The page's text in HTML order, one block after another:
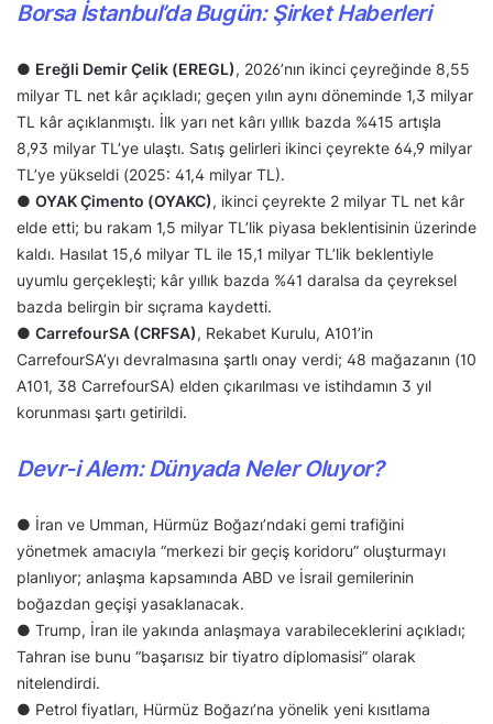
Borsa İstanbul’da Bugün: Şirket Haberleri
● Ereğli Demir Çelik (EREGL), 2026’nın ikinci çeyreğinde 8,55
milyar TL net kâr açıkladı; geçen yılın aynı döneminde 1,3 milyar
TL kâr açıklanmıştı. İlk yarı net kârı yıllık bazda %415 artışla
8,93 milyar TL’ye ulaştı. Satış gelirleri ikinci çeyrekte 64,9 milyar
TL’ye yükseldi (2025: 41,4 milyar TL).
● OYAK Çimento (OYAKC), ikinci çeyrekte 2 milyar TL net kâr
elde etti; bu rakam 1,5 milyar TL’lik piyasa beklentisinin üzerinde
kaldı. Hasılat 15,6 milyar TL ile 15,1 milyar TL’lik beklentiyle
uyumlu gerçekleşti; kâr yıllık bazda %41 daralsa da çeyreksel
bazda belirgin bir sıçrama kaydetti.
● CarrefourSA (CRFSA), Rekabet Kurulu, A101’in
CarrefourSA’yı devralmasına şartlı onay verdi; 48 mağazanın (10
A101, 38 CarrefourSA) elden çıkarılması ve istihdamın 3 yıl
korunması şartı getirildi.
Devr-i Alem: Dünyada Neler Oluyor?
● İran ve Umman, Hürmüz Boğazı’ndaki gemi trafiğini
yönetmek amacıyla “merkezi bir geçiş koridoru” oluşturmayı
planlıyor; anlaşma kapsamında ABD ve İsrail gemilerinin
boğazdan geçişi yasaklanacak.
● Trump, İran ile yakında anlaşmaya varabileceklerini açıkladı;
Tahran ise bunu “başarısız bir tiyatro diplomasisi” olarak
nitelendirdi.
● Petrol fiyatları, Hürmüz Boğazı’na yönelik yeni kısıtlama